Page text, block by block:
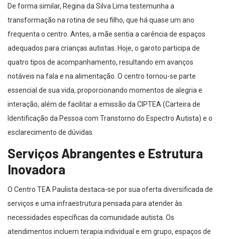
De forma similar, Regina da Silva Lima testemunha a
transformação na rotina de seu filho, que há quase um ano
frequenta o centro. Antes, a mãe sentia a carência de espaços
adequados para crianças autistas. Hoje, o garoto participa de
quatro tipos de acompanhamento, resultando em avanços
notáveis na fala e na alimentação. O centro tornou-se parte
essencial de sua vida, proporcionando momentos de alegria e
interação, além de facilitar a emissão da CIPTEA (Carteira de
Identificação da Pessoa com Transtorno do Espectro Autista) e o
esclarecimento de dúvidas.
Serviços Abrangentes e Estrutura
Inovadora
O Centro TEA Paulista destaca-se por sua oferta diversificada de
serviços e uma infraestrutura pensada para atender às
necessidades específicas da comunidade autista. Os
atendimentos incluem terapia individual e em grupo, espaços de